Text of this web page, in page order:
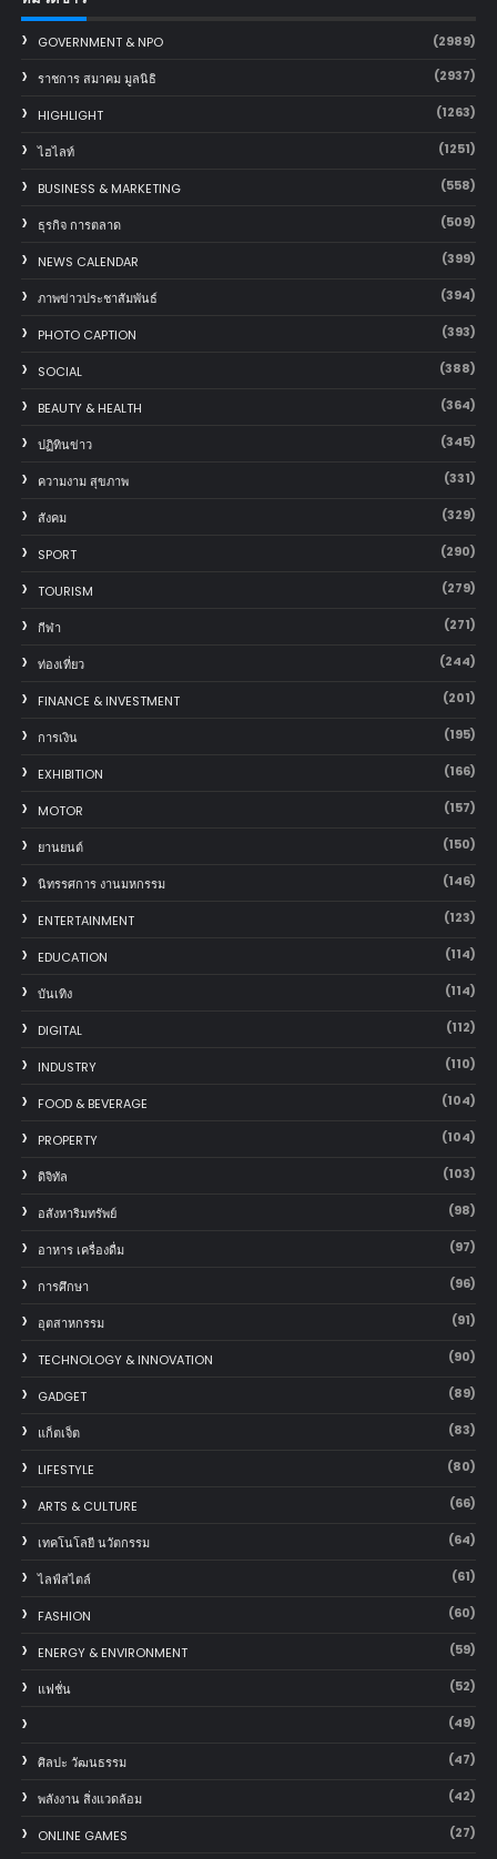
GOVERNMENT & NPO (2989)
ราชการ สมาคม มูลนิธิ (2937)
HIGHLIGHT (1263)
ไฮไลท์ (1251)
BUSINESS & MARKETING (558)
ธุรกิจ การตลาด (509)
NEWS CALENDAR (399)
ภาพข่าวประชาสัมพันธ์ (394)
PHOTO CAPTION (393)
SOCIAL (388)
BEAUTY & HEALTH (364)
ปฏิทินข่าว (345)
ความงาม สุขภาพ (331)
สังคม (329)
SPORT (290)
TOURISM (279)
กีฬา (271)
ท่องเที่ยว (244)
FINANCE & INVESTMENT (201)
การเงิน (195)
EXHIBITION (166)
MOTOR (157)
‎ยานยนต์‎ (150)
นิทรรศการ งานมหกรรม (146)
ENTERTAINMENT (123)
EDUCATION (114)
บันเทิง (114)
DIGITAL (112)
INDUSTRY (110)
FOOD & BEVERAGE (104)
PROPERTY (104)
ดิจิทัล (103)
อสังหาริมทรัพย์ (98)
อาหาร เครื่องดื่ม (97)
การศึกษา (96)
อุตสาหกรรม (91)
TECHNOLOGY & INNOVATION (90)
GADGET (89)
แก็ตเจ็ต (83)
LIFESTYLE (80)
ARTS & CULTURE (66)
เทคโนโลยี นวัตกรรม (64)
ไลฟ์สไตล์ (61)
FASHION (60)
ENERGY & ENVIRONMENT (59)
แฟชั่น (52)
(49)
ศิลปะ วัฒนธรรม (47)
พลังงาน สิ่งแวดล้อม (42)
ONLINE GAMES (27)